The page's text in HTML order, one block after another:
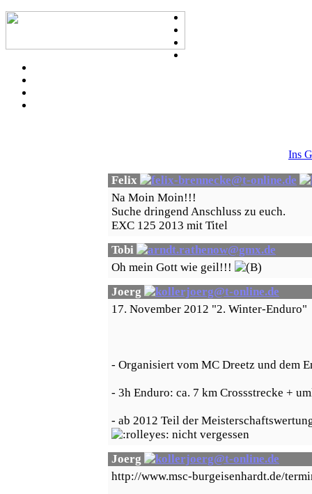
Ins
Felix
Na Moin Moin!!!
Suche dringend Anschluss zu euch.
EXC 125 2013 mit Titel
Tobi
Oh mein Gott wie geil!!!
Joerg
17. November 2012 "2. Winter-Enduro"
- Organisiert vom MC Dreetz und dem
- 3h Enduro: ca. 7 km Crossstrecke +
- ab 2012 Teil der
nicht vergessen
Joerg
http://www.msc-burgeisenhardt.de/